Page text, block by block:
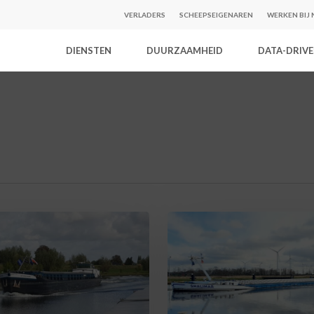
VERLADERS SCHEEPSEIGENAREN WERKEN BIJ
DIENSTEN DUURZAAMHEID DATA-
oud,
samen
staan
onze